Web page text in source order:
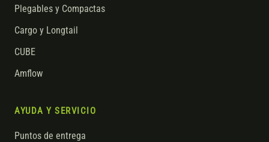
Plegables y Compactas
Cargo y Longtail
CUBE
Amflow
AYUDA Y SERVICIO
Puntos de entrega